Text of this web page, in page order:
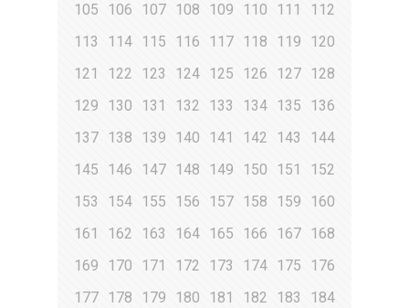
105
106 107 108 109 110 111
112
113
114 115 116 117 118 119
120
121
122 123 124 125 126 127 128
129
130 131 132 133 134 135
136
137 138 139 140 141 142 143
144
145
146 147 148 149 150 151
152
153
154 155 156 157 158 159
160
161
162 163 164 165 166 167 168
169
170 171 172 173 174 175
176
177 178 179 180 181 182 183
184